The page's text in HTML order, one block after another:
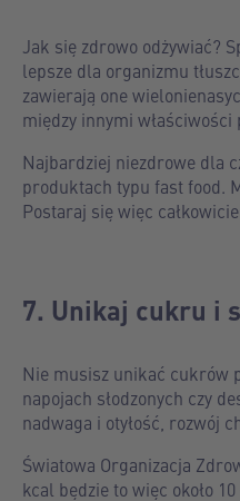
Jak się zdrowo odżywiać?
lepsze dla organizmu
zawierają one
między innymi
Najbardziej niezdrowe dla
produktach typu fast food.
Postaraj się więc
7. Unikaj cukru i
Nie musisz unikać cukrów
napojach słodzonych czy
nadwaga i otyłość, rozwój
Światowa Organizacja
kcal będzie to więc około